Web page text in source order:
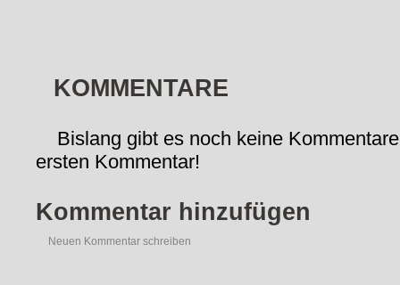
KOMMENTARE
Bislang gibt es noch keine
ersten Kommentar!
Kommentar hinzufügen
Neuen Kommentar schreiben